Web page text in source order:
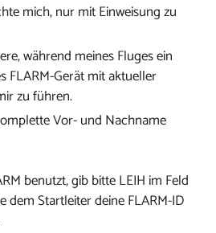
mich, nur mit Einweisung zu
während meines Fluges ein
FLARM-Gerät mit aktueller
zu führen.
Vor- und Nachname
benutzt, gib bitte LEIH im Feld
dem Startleiter deine FLARM-ID